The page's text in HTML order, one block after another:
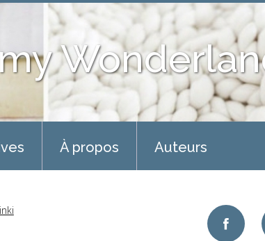
À propos Auteurs